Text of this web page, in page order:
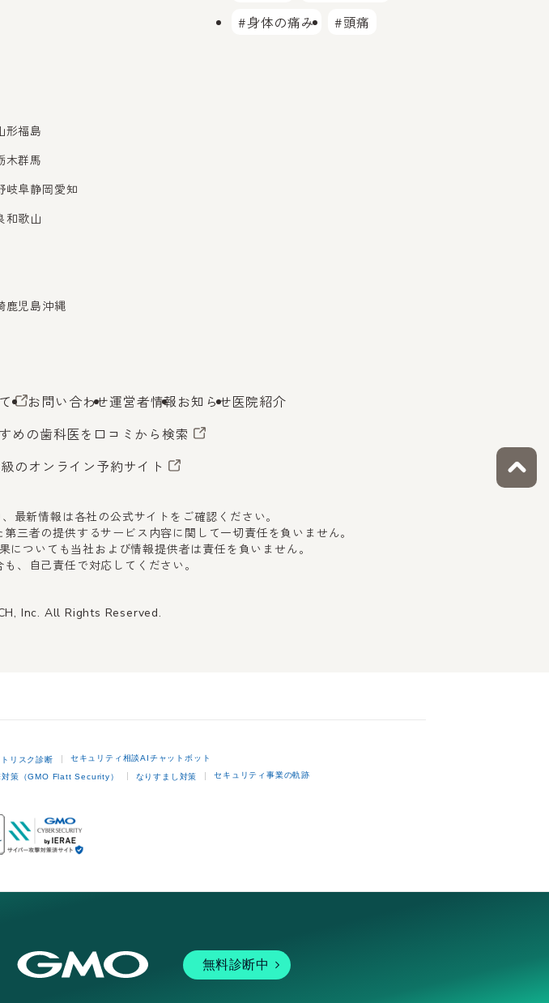
#身体の痛み
#頭痛
形福島
木群馬
岐阜静岡愛知
和歌山
鹿児島沖縄
お問い合わせ運営者情報お知らせ医院紹介
めの歯科医を口コミから検索
のオンライン予約サイト
最新情報は各社の公式サイトをご確認ください。
三者の提供するサービス内容に関して一切責任を負いません。
ついても当社および情報提供者は責任を負いません。
、自己責任で対応してください。
Inc. All Rights Reserved.
リスク診断 セキュリティ相談AIチャットボット
対策（GMO Flatt Security） なりすまし対策 セキュリティ事業の軌跡
無料診断中